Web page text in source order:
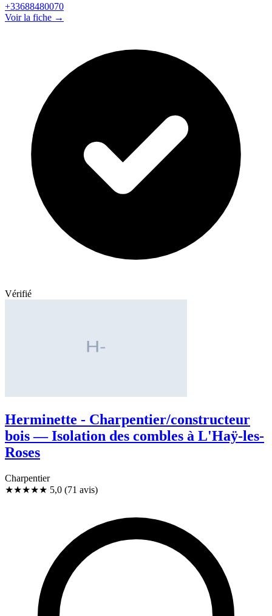
+33688480070
Voir la fiche →
Vérifié
Herminette - Charpentier/constructeur
bois — Isolation des combles à L'Haÿ-les-
Roses
Charpentier
★★★★★ 5,0 (71 avis)